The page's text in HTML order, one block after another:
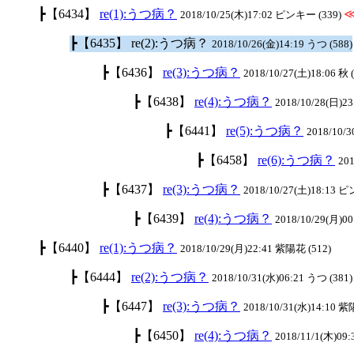
┣【6434】 re(1):うつ病？ 2018/10/25(木)17:02 ピンキー (339)
┣【6435】 re(2):うつ病？ 2018/10/26(金)14:19 うつ (588)
┣【6436】 re(3):うつ病？ 2018/10/27(土)18:06 秋
┣【6438】 re(4):うつ病？ 2018/10/28(日
┣【6441】 re(5):うつ病？ 2018/10/
┣【6458】 re(6):うつ病？
┣【6437】 re(3):うつ病？ 2018/10/27(土)18:13 ピ
┣【6439】 re(4):うつ病？ 2018/10/29(月
┣【6440】 re(1):うつ病？ 2018/10/29(月)22:41 紫陽花 (512)
┣【6444】 re(2):うつ病？ 2018/10/31(水)06:21 うつ (381)
┣【6447】 re(3):うつ病？ 2018/10/31(水)14:10 紫
┣【6450】 re(4):うつ病？ 2018/11/1(木